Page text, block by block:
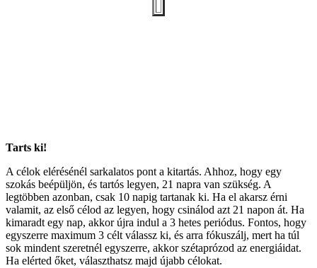
Tarts ki!
A célok elérésénél sarkalatos pont a kitartás. Ahhoz, hogy egy
szokás beépüljön, és tartós legyen, 21 napra van szükség. A
legtöbben azonban, csak 10 napig tartanak ki. Ha el akarsz érni
valamit, az első célod az legyen, hogy csinálod azt 21 napon át. Ha
kimaradt egy nap, akkor újra indul a 3 hetes periódus. Fontos, hogy
egyszerre maximum 3 célt válassz ki, és arra fókuszálj, mert ha túl
sok mindent szeretnél egyszerre, akkor szétaprózod az energiáidat.
Ha elérted őket, választhatsz majd újabb célokat.